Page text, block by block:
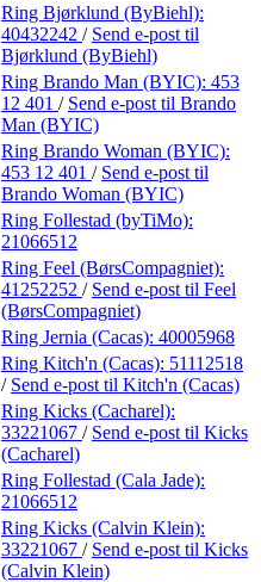
Ring Bjørklund (ByBiehl):
40432242 / Send e-post til
Bjørklund (ByBiehl)
Ring Brando Man (BYIC): 453
12 401 / Send e-post til Brando
Man (BYIC)
Ring Brando Woman (BYIC):
453 12 401 / Send e-post til
Brando Woman (BYIC)
Ring Follestad (byTiMo):
21066512
Ring Feel (BørsCompagniet):
41252252 / Send e-post til Feel
(BørsCompagniet)
Ring Jernia (Cacas): 40005968
Ring Kitch'n (Cacas): 51112518
/ Send e-post til Kitch'n (Cacas)
Ring Kicks (Cacharel):
33221067 / Send e-post til Kicks
(Cacharel)
Ring Follestad (Cala Jade):
21066512
Ring Kicks (Calvin Klein):
33221067 / Send e-post til Kicks
(Calvin Klein)